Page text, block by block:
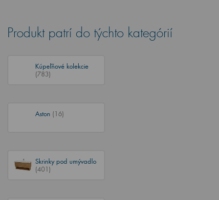
Produkt patrí do týchto kategórií
Kúpeľňové kolekcie
(783)
Aston (16)
Skrinky pod umývadlo
(401)